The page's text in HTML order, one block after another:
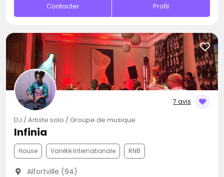
Contacter Profil
7 avis
DJ / Artiste solo / Groupe de musique
Infinia
House Variété Internationale RNB
Alfortville (94)